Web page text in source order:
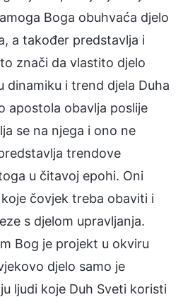
Boga obuhvaća djelo
a također predstavlja i
znači da vlastito djelo
dinamiku i trend djela Duha
apostola obavlja poslije
se na njega i ono ne
trendove
u čitavoj epohi. Oni
čovjek treba obaviti i
s djelom upravljanja.
Bog je projekt u okviru
djelo samo je
ljudi koje Duh Sveti koristi